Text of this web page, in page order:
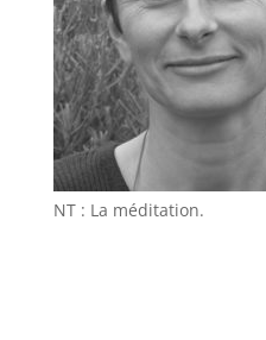
NT : La méditation.